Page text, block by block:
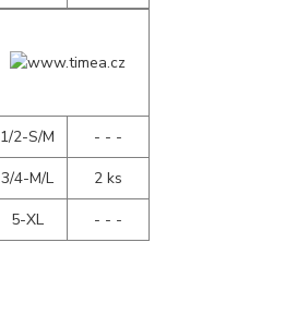
1/2-S/M
- - -
3/4-M/L
2 ks
5-XL
- - -